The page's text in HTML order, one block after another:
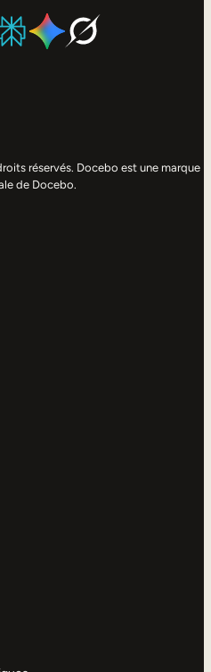
réservés. Docebo est une marque
de Docebo.